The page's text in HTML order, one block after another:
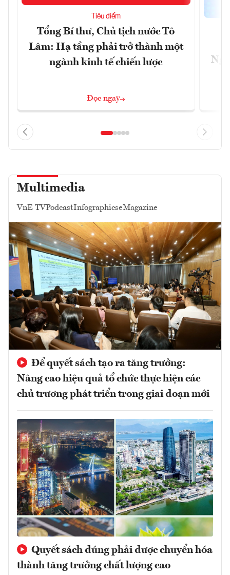
Tiêu điểm
Tổng Bí thư, Chủ tịch nước Tô
Lâm: Hạ tầng phải trở thành một
ngành kinh tế chiến lược
Đọc ngay
Multimedia
VnE TVPodcastInfographicseMagazine
Để quyết sách tạo ra tăng trưởng:
Nâng cao hiệu quả tổ chức thực hiện các
chủ trương phát triển trong giai đoạn mới
Quyết sách đúng phải được chuyển hóa
thành tăng trưởng chất lượng cao